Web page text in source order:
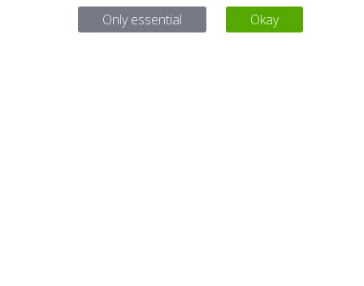
Only essential
Okay